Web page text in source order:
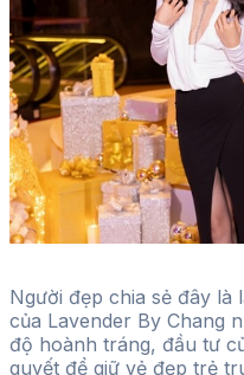
Người đẹp chia sẻ đây là
của Lavender By Chang
độ hoành tráng, đầu tư
quyết để giữ vẻ đẹp trẻ